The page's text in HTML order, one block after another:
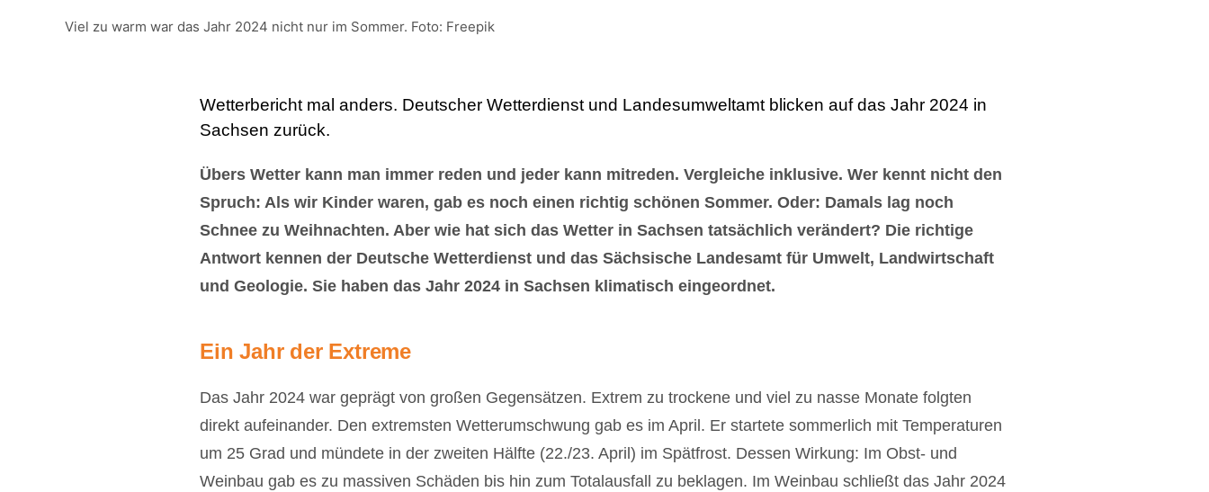
Viel zu warm war das Jahr 2024 nicht nur im Sommer. Foto: Freepik
Wetterbericht mal anders. Deutscher Wetterdienst und Landesumweltamt blicken auf das Jahr 2024 in
Sachsen zurück.
Übers Wetter kann man immer reden und jeder kann mitreden. Vergleiche inklusive. Wer kennt nicht den
Spruch: Als wir Kinder waren, gab es noch einen richtig schönen Sommer. Oder: Damals lag noch
Schnee zu Weihnachten. Aber wie hat sich das Wetter in Sachsen tatsächlich verändert? Die richtige
Antwort kennen der Deutsche Wetterdienst und das Sächsische Landesamt für Umwelt, Landwirtschaft
und Geologie. Sie haben das Jahr 2024 in Sachsen klimatisch eingeordnet.
Ein Jahr der Extreme
Das Jahr 2024 war geprägt von großen Gegensätzen. Extrem zu trockene und viel zu nasse Monate folgten
direkt aufeinander. Den extremsten Wetterumschwung gab es im April. Er startete sommerlich mit Temperaturen
um 25 Grad und mündete in der zweiten Hälfte (22./23. April) im Spätfrost. Dessen Wirkung: Im Obst- und
Weinbau gab es zu massiven Schäden bis hin zum Totalausfall zu beklagen. Im Weinbau schließt das Jahr 2024